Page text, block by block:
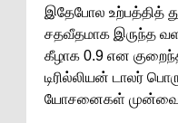
இதேபோல உற்பத்தித்
சதவீதமாக இருந்த
கீழாக 0.9 என
டிரில்லியன் டாலர்
யோசனைகள்